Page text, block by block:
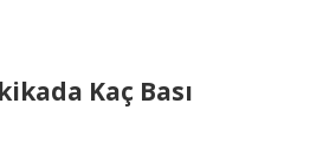
Kaç Bası